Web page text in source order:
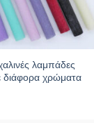
λαμπάδες
διάφορα χρώματα